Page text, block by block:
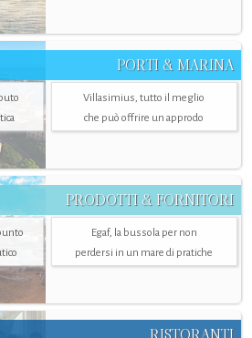
PORTI & MARINA
Villasimius, tutto il meglio
che può offrire un approdo
PRODOTTI & FORNITORI
Egaf, la bussola per non
perdersi in un mare di pratiche